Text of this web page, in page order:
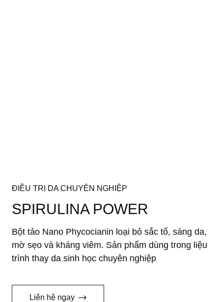
ĐIỀU TRỊ DA CHUYÊN NGHIỆP
SPIRULINA POWER
Bột tảo Nano Phycocianin loại bỏ sắc tố, sáng da,
mờ sẹo và kháng viêm. Sản phẩm dùng trong liệu
trình thay da sinh học chuyên nghiệp
Liên hệ ngay